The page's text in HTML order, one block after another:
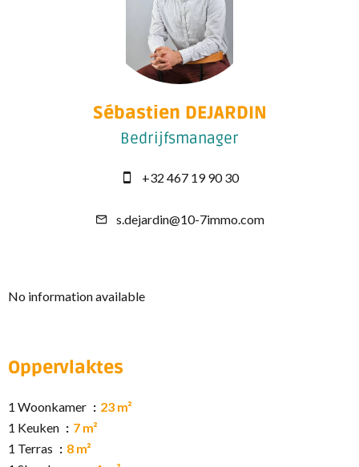
Sébastien DEJARDIN
Bedrijfsmanager
+32 467 19 90 30
s.dejardin@10-7immo.com
No information available
Oppervlaktes
1 Woonkamer
23 m²
1 Keuken
7 m²
1 Terras
8 m²